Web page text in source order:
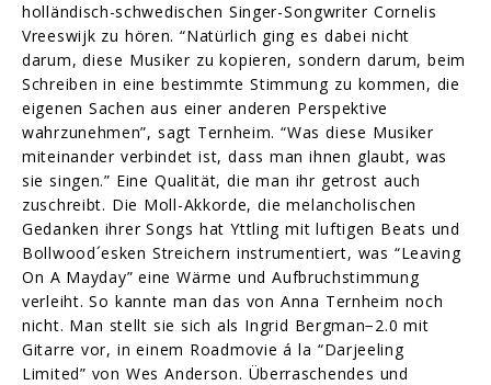
holländisch-schwedischen Singer-Songwriter Cornelis
Vreeswijk zu hören. “Natürlich ging es dabei nicht
darum, diese Musiker zu kopieren, sondern darum, beim
Schreiben in eine bestimmte Stimmung zu kommen, die
eigenen Sachen aus einer anderen Perspektive
wahrzunehmen”, sagt Ternheim. “Was diese Musiker
miteinander verbindet ist, dass man ihnen glaubt, was
sie singen.” Eine Qualität, die man ihr getrost auch
zuschreibt. Die Moll-Akkorde, die melancholischen
Gedanken ihrer Songs hat Yttling mit luftigen Beats und
Bollwood´esken Streichern instrumentiert, was “Leaving
On A Mayday” eine Wärme und Aufbruchstimmung
verleiht. So kannte man das von Anna Ternheim noch
nicht. Man stellt sie sich als Ingrid Bergman−2.0 mit
Gitarre vor, in einem Roadmovie á la “Darjeeling
Limited” von Wes Anderson. Überraschendes und